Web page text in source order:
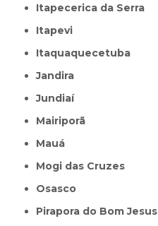
Itapecerica da Serra
Itapevi
Itaquaquecetuba
Jandira
Jundiaí
Mairiporã
Mauá
Mogi das Cruzes
Osasco
Pirapora do Bom Jesus